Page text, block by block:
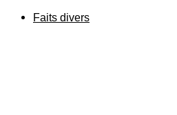
Faits divers